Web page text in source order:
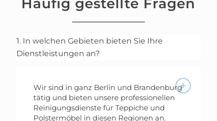
Häufig gestellte Fragen
1. In welchen Gebieten bieten Sie Ihre
Dienstleistungen an?
Wir sind in ganz Berlin und Brandenburg
tätig und bieten unsere professionellen
Reinigungsdienste für Teppiche und
Polstermöbel in diesen Regionen an.